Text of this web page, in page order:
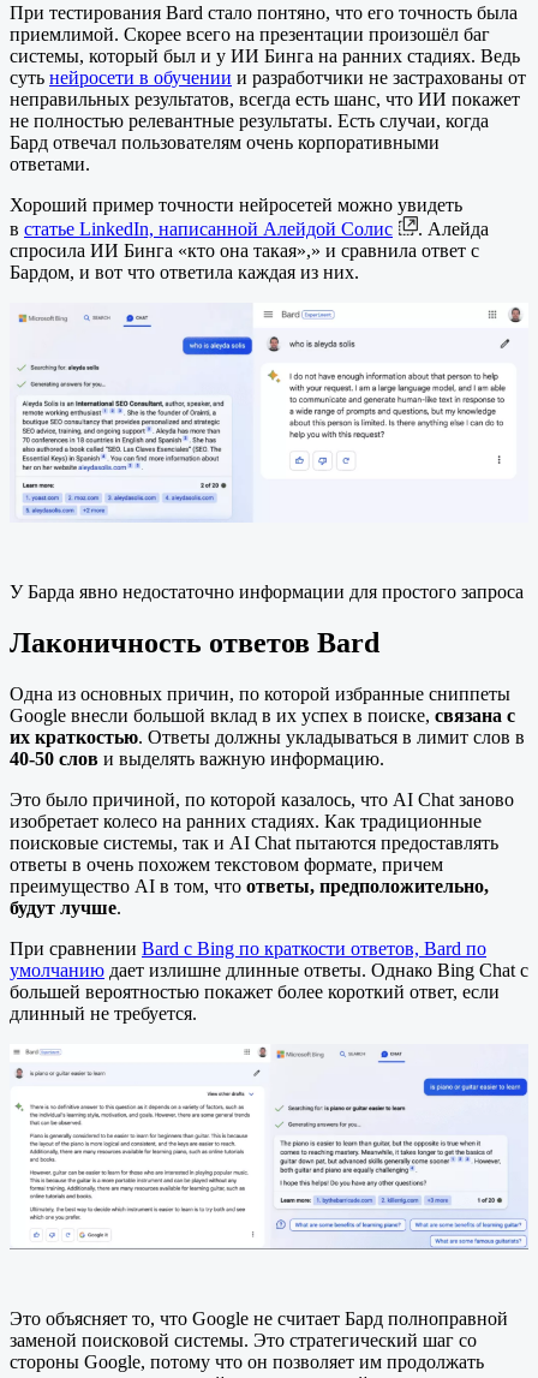
При тестирования Bard стало понтяно, что его точность была
приемлимой. Скорее всего на презентации произошёл баг
системы, который был и у ИИ Бинга на ранних стадиях. Ведь
суть нейросети в обучении и разработчики не застрахованы от
неправильных результатов, всегда есть шанс, что ИИ покажет
не полностью релевантные результаты. Есть случаи, когда
Бард отвечал пользователям очень корпоративными
ответами.
Хороший пример точности нейросетей можно увидеть
в статье LinkedIn, написанной Алейдой Солис
. Алейда
спросила ИИ Бинга «кто она такая»,» и сравнила ответ с
Бардом, и вот что ответила каждая из них.
У Барда явно недостаточно информации для простого запроса
Лаконичность ответов Bard
Одна из основных причин, по которой избранные сниппеты
Google внесли большой вклад в их успех в поиске, связана с
их краткостью. Ответы должны укладываться в лимит слов в
40-50 слов и выделять важную информацию.
Это было причиной, по которой казалось, что AI Chat заново
изобретает колесо на ранних стадиях. Как традиционные
поисковые системы, так и AI Chat пытаются предоставлять
ответы в очень похожем текстовом формате, причем
преимущество AI в том, что ответы, предположительно,
будут лучше.
При сравнении Bard с Bing по краткости ответов, Bard по
умолчанию дает излишне длинные ответы. Однако Bing Chat с
большей вероятностью покажет более короткий ответ, если
длинный не требуется.
Это объясняет то, что Google не считает Бард полноправной
заменой поисковой системы. Это стратегический шаг со
стороны Google, потому что он позволяет им продолжать